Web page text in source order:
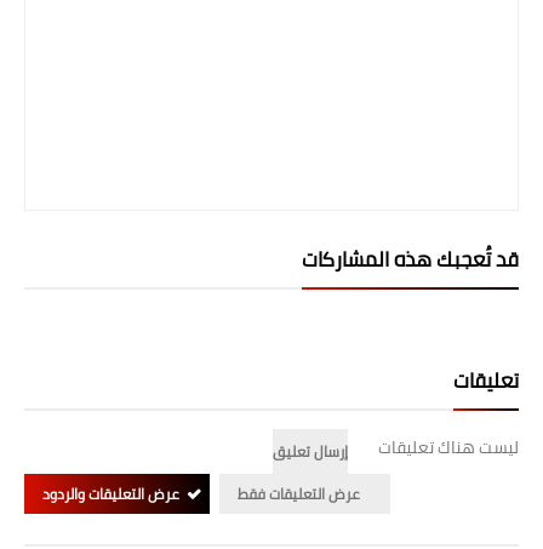
قد تُعجبك هذه المشاركات
تعليقات
ليست هناك تعليقات
إرسال تعليق
عرض التعليقات فقط
عرض التعليقات والردود